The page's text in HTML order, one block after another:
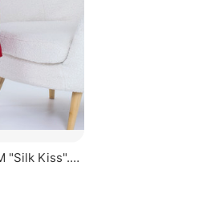
"Silk Kiss".
міді